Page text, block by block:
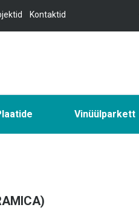
Kontaktid
Vinüülparkett